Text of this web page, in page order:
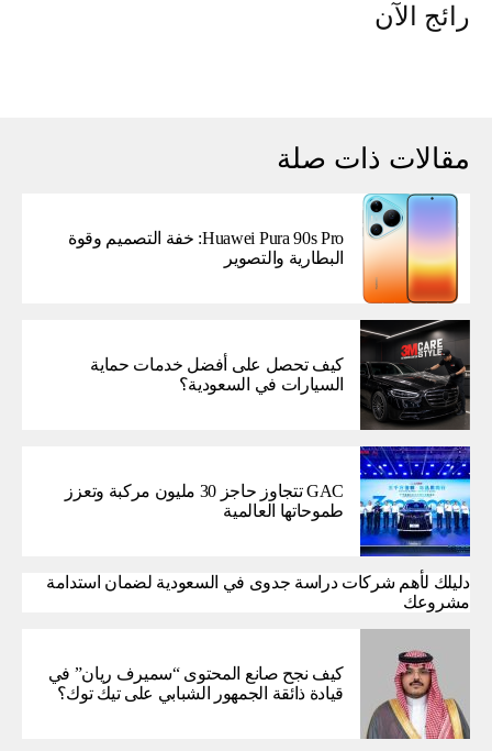
رائج الآن
مقالات ذات صلة
Huawei Pura 90s Pro: خفة التصميم وقوة
البطارية والتصوير
كيف تحصل على أفضل خدمات حماية
السيارات في السعودية؟
GAC تتجاوز حاجز 30 مليون مركبة وتعزز
طموحاتها العالمية
دليلك لأهم شركات دراسة جدوى في السعودية لضمان استدامة
مشروعك
كيف نجح صانع المحتوى “سميرف ريان” في
قيادة ذائقة الجمهور الشبابي على تيك توك؟